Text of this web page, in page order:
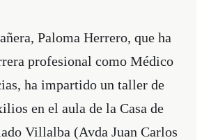
Paloma Herrero, que ha
profesional como Médico
ha impartido un taller de
en el aula de la Casa de
Villalba (Avda Juan Carlos